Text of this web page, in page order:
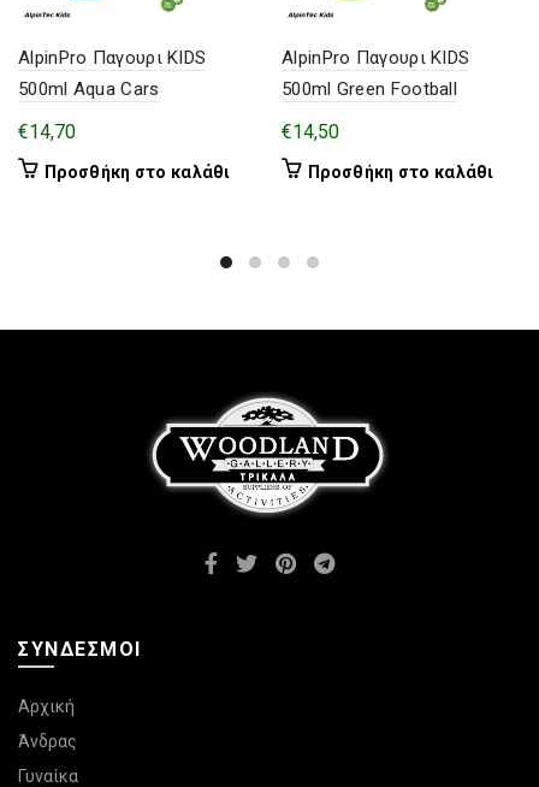
AlpinPro Παγουρι KIDS
500ml Aqua Cars
€14,70
Προσθήκη στο καλάθι
AlpinPro Παγουρι KIDS
500ml Green Football
€14,50
Προσθήκη στο καλάθι
ΣΎΝΔΕΣΜΟΙ
Αρχική
Άνδρας
Γυναίκα